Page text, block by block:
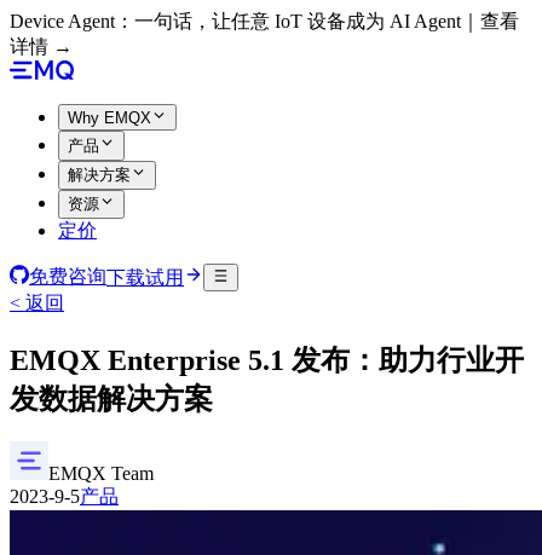
Device Agent：一句话，让任意 IoT 设备成为 AI Agent｜查看
详情 →
Why EMQX
产品
解决方案
资源
定价
免费咨询下载试用
< 返回
EMQX Enterprise 5.1 发布：助力行业开
发数据解决方案
EMQX Team
2023-9-5产品